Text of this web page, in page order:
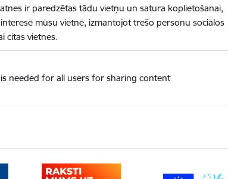
ir paredzētas tādu vietņu un satura koplietošanai,
mūsu vietnē, izmantojot trešo personu sociālos
citas vietnes.
needed for all users for sharing content